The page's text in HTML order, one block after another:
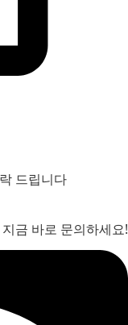
드립니다
금 바로 문의하세요!